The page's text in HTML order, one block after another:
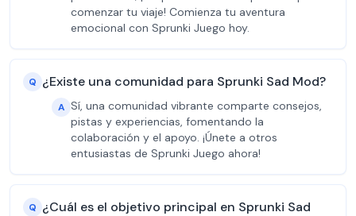
comenzar tu viaje! Comienza tu aventura
emocional con Sprunki Juego hoy.
Q ¿Existe una comunidad para Sprunki Sad Mod?
A Sí, una comunidad vibrante comparte consejos,
pistas y experiencias, fomentando la
colaboración y el apoyo. ¡Únete a otros
entusiastas de Sprunki Juego ahora!
Q ¿Cuál es el objetivo principal en Sprunki Sad